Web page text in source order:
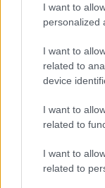
I want to
personalized
I want to
related to
device
I want to
related to
I want to
related to
07/08/2026 | 18:23:25